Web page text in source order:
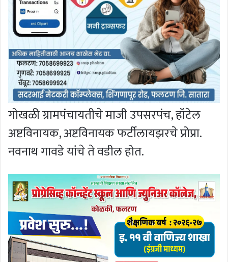
गोखळी ग्रामपंचायतीचे माजी उपसरपंच, हॉटेल
अष्टविनायक, अष्टविनायक फर्टीलायझरचे प्रोप्रा.
नवनाथ गावडे यांचे ते वडील होत.